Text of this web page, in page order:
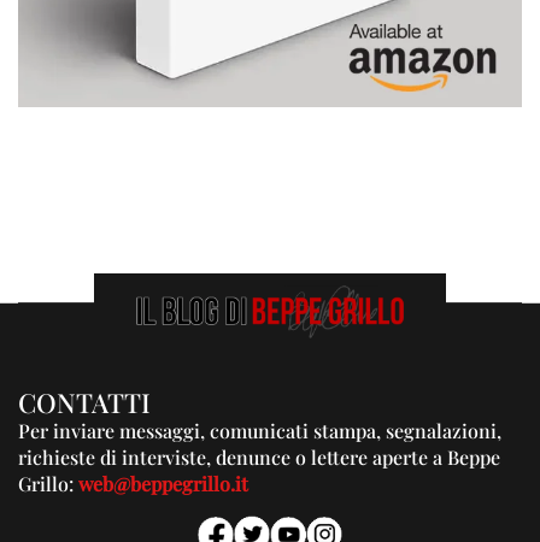
CONTATTI
Per inviare messaggi, comunicati stampa, segnalazioni,
richieste di interviste, denunce o lettere aperte a Beppe
Grillo:web@beppegrillo.it